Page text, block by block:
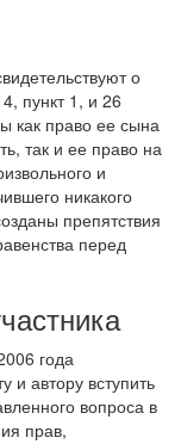
о
пункт 1, и 26
как право ее сына
так и ее право на
и
никакого
препятствия
перед
года
и автору вступить
вопроса в
прав,